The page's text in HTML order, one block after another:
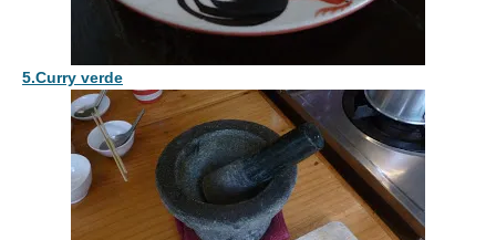
5.Curry verde